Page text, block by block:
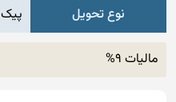
نوع تحویل
پیک
مالیات 9%